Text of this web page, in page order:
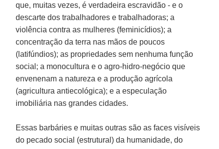
que, muitas vezes, é verdadeira escravidão - e o
descarte dos trabalhadores e trabalhadoras; a
violência contra as mulheres (feminicídios); a
concentração da terra nas mãos de poucos
(latifúndios); as propriedades sem nenhuma função
social; a monocultura e o agro-hidro-negócio que
envenenam a natureza e a produção agrícola
(agricultura antiecológica); e a especulação
imobiliária nas grandes cidades.
Essas barbáries e muitas outras são as faces visíveis
do pecado social (estrutural) da humanidade, do